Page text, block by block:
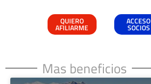
QUIERO
AFILIARME
ACCESO
SOCIOS
Mas beneficios